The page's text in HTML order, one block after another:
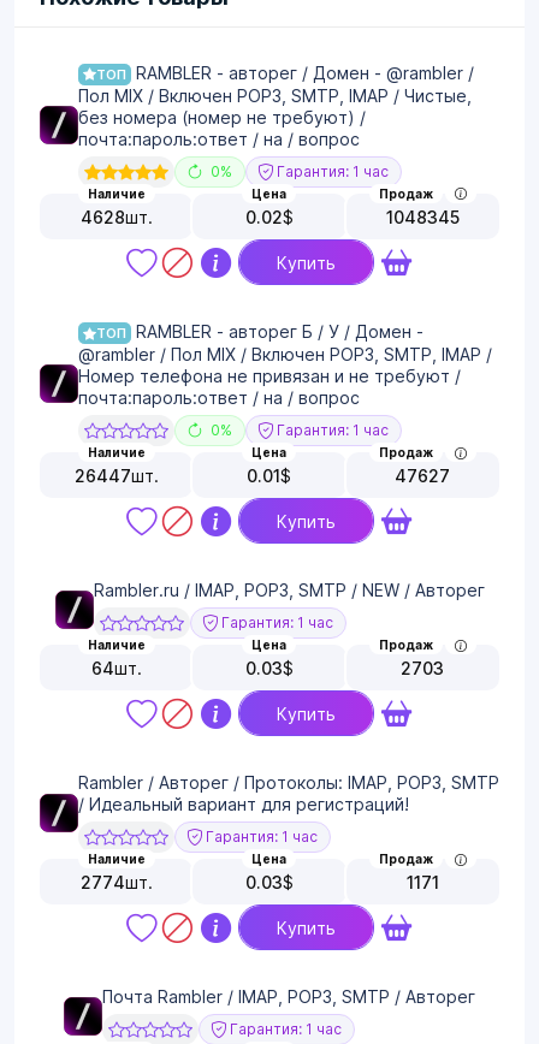
ТОП
RAMBLER - авторег / Домен - @rambler /
Пол MIX / Включен POP3, SMTP, IMAP / Чистые,
без номера (номер не требуют) /
почта:пароль:ответ / на / вопрос
0% Гарантия: 1 час
Наличие
4628шт.
Цена
0.02$
Продаж
1048345
Купить
ТОП
RAMBLER - авторег Б / У / Домен -
@rambler / Пол MIX / Включен POP3, SMTP, IMAP /
Номер телефона не привязан и не требуют /
почта:пароль:ответ / на / вопрос
0% Гарантия: 1 час
Наличие
26447шт.
Цена
0.01$
Продаж
47627
Купить
Rambler.ru / IMAP, POP3, SMTP / NEW / Авторег
Гарантия: 1 час
Наличие
64шт.
Цена
0.03$
Продаж
2703
Купить
Rambler / Авторег / Протоколы: IMAP, POP3, SMTP
/ Идеальный вариант для регистраций!
Гарантия: 1 час
Наличие
2774шт.
Цена
0.03$
Продаж
1171
Купить
Почта Rambler / IMAP, POP3, SMTP / Авторег
Гарантия: 1 час